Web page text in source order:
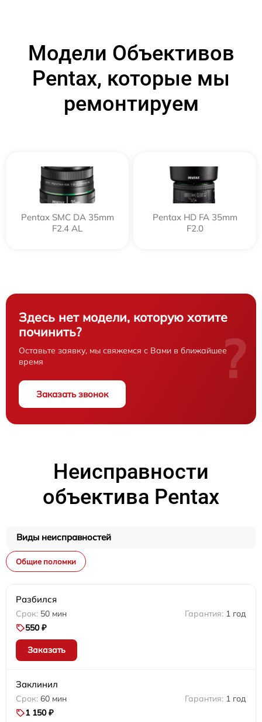
Модели Объективов
Pentax, которые мы
ремонтируем
Pentax SMC DA 35mm
F2.4 AL
Pentax HD FA 35mm
F2.0
Здесь нет модели, которую хотите
починить?
Оставьте заявку, мы свяжемся с Вами в ближайшее
время
Заказать звонок
?
Неисправности
объектива Pentax
Виды неисправностей
Общие поломки
Разбился
50 мин
1 год
550 ₽
Заказать
Заклинил
60 мин
1 год
1 150 ₽